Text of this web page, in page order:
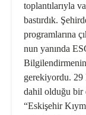
toplantılarıyla
bastırdık.
programlarına
nun yanında
Bilgilendirmenin
gerekiyordu. 29
dahil ol­duğu bir
“Eskişehir